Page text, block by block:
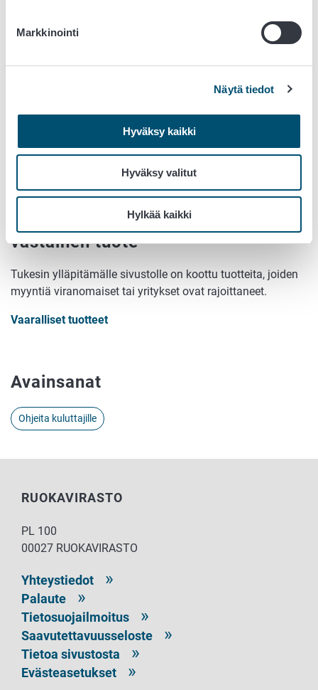
Markkinointi
Näytä tiedot
Hyväksy kaikki
Hyväksy valitut
Hylkää kaikki
Tilaa takaisinvedot sähköpostiisi
Tilaa Ruokaviraston tiedotteita ja takaisinvetoja.
Löydä vaarallinen tai vaatimusten
vastainen tuote
Tukesin ylläpitämälle sivustolle on koottu tuotteita, joiden
myyntiä viranomaiset tai yritykset ovat rajoittaneet.
Vaaralliset tuotteet
Avainsanat
Ohjeita kuluttajille
RUOKAVIRASTO
PL 100
00027 RUOKAVIRASTO
Yhteystiedot
Palaute
Tietosuojailmoitus
Saavutettavuusseloste
Tietoa sivustosta
Evästeasetukset